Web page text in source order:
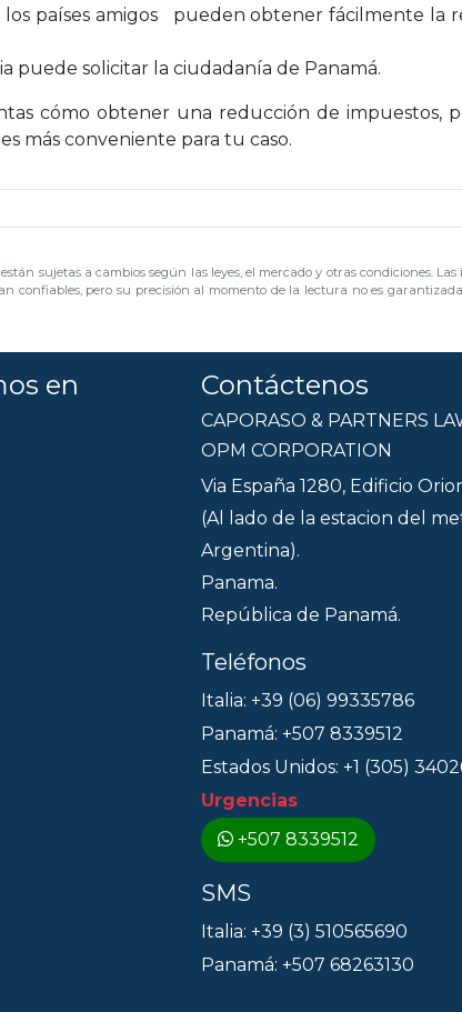
los países amigos pueden obtener fácilmente la
puede solicitar la ciudadanía de Panamá.
cómo obtener una reducción de impuestos,
más conveniente para tu caso.
sujetas a cambios según las leyes, el mercado y otras condiciones.
confiables, pero su precisión al momento de la lectura no es
en Contáctenos
CAPORASO & PARTNERS
OPM CORPORATION
Via España 1280, Edificio
(Al lado de la estacion del
Argentina).
Panama.
República de Panamá.
Teléfonos
Italia: +39 (06) 99335786
Panamá: +507 8339512
Estados Unidos: +1 (305)
Urgencias
+507 8339512
SMS
Italia: +39 (3) 510565690
Panamá: +507 68263130